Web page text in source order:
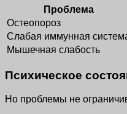
Проблема
Остеопороз
Слабая иммунная
Мышечная слабость
Психическое
Но проблемы не